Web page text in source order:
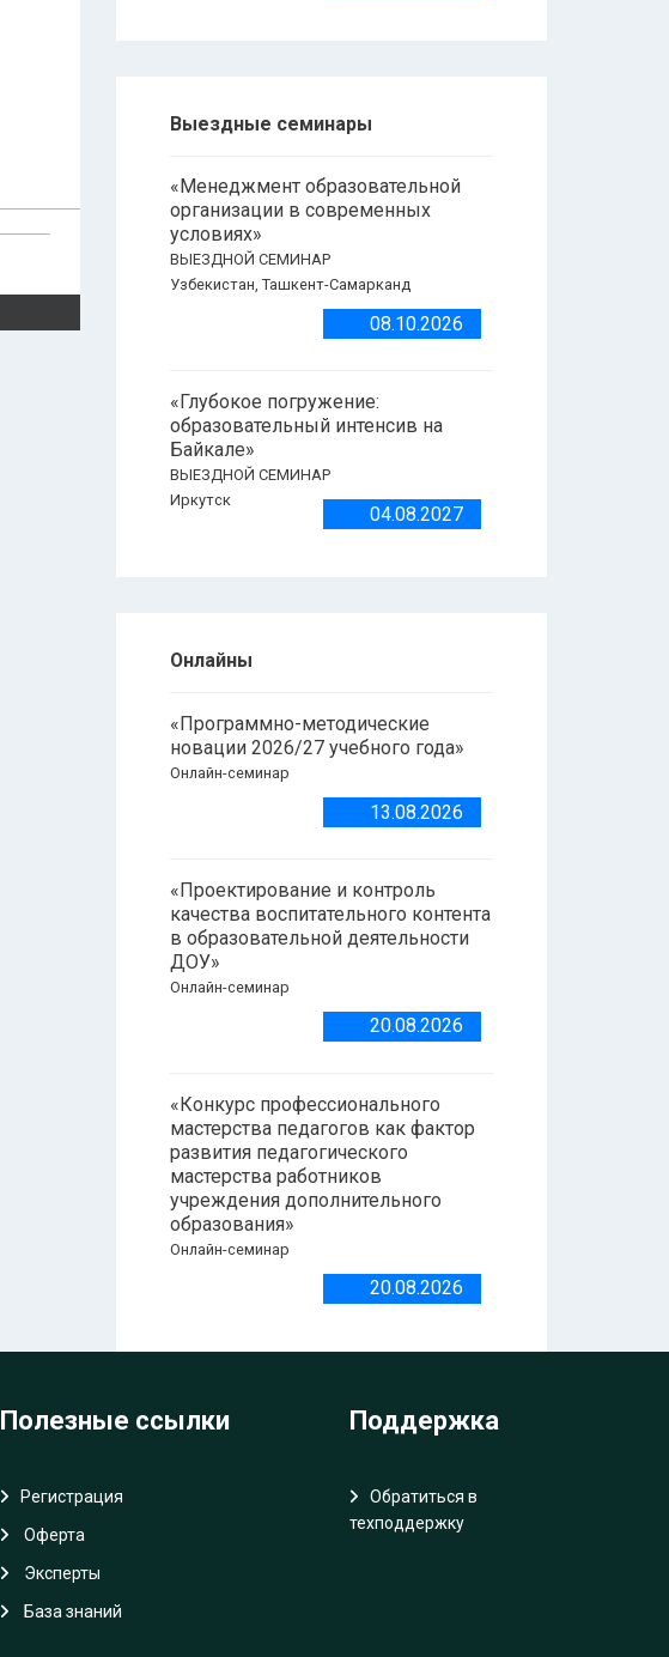
Выездные семинары
«Менеджмент образовательной
организации в современных
условиях»
ВЫЕЗДНОЙ СЕМИНАР
Узбекистан, Ташкент-Самарканд
08.10.2026
«Глубокое погружение:
образовательный интенсив на
Байкале»
ВЫЕЗДНОЙ СЕМИНАР
Иркутск
04.08.2027
Онлайны
«Программно-методические
новации 2026/27 учебного года»
Онлайн-семинар
13.08.2026
«Проектирование и контроль
качества воспитательного контента
в образовательной деятельности
ДОУ»
Онлайн-семинар
20.08.2026
«Конкурс профессионального
мастерства педагогов как фактор
развития педагогического
мастерства работников
учреждения дополнительного
образования»
Онлайн-семинар
20.08.2026
Полезные ссылки
Регистрация
Oферта
Эксперты
База знаний
Поддержка
Обратиться в
техподдержку